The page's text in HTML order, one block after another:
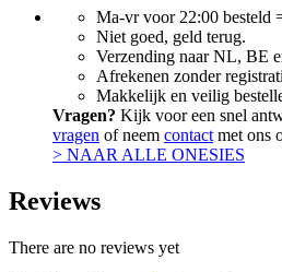
Ma-vr voor 22:00 besteld
Niet goed, geld terug.
Verzending naar NL, BE
Afrekenen zonder
Makkelijk en veilig
Vragen? Kijk voor een snel
vragen of neem contact met ons
> NAAR ALLE ONESIES
Reviews
There are no reviews yet